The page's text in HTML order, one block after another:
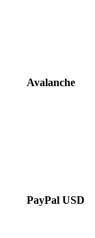
Avalanche
PayPal USD